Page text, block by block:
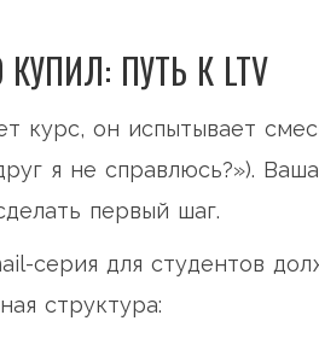
ПУТЬ К LTV
курс, он испытывает
я не справлюсь?»).
первый шаг.
серия для студентов
структура: